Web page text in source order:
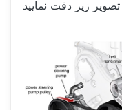
زیر دقت نمایید